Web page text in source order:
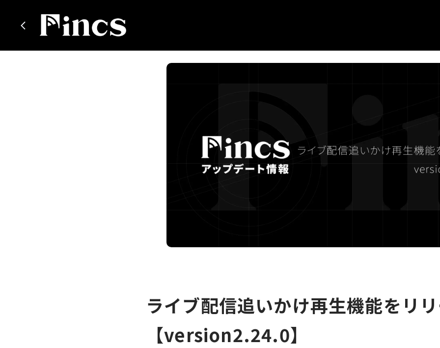
ライブ配信追いかけ再生機能をリ
【version2.24.0】